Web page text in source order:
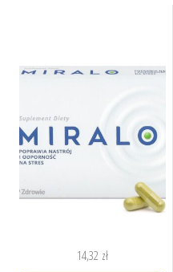
14,32 zł